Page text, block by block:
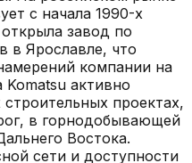
с начала 1990-х
завод по
в Ярославле, что
компании на
активно
проектах,
в горнодобывающей
Востока.
сети и доступности